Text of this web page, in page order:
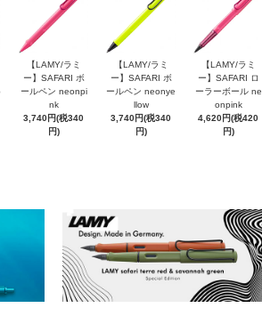
【LAMY/ラミ
ー】SAFARI ボ
ールペン neonpi
nk
3,740円(税340
円)
【LAMY/ラミ
ー】SAFARI ボ
ールペン neonye
llow
3,740円(税340
円)
【LAMY/ラミ
ー】SAFARI ロ
ーラーボール ne
onpink
4,620円(税420
円)